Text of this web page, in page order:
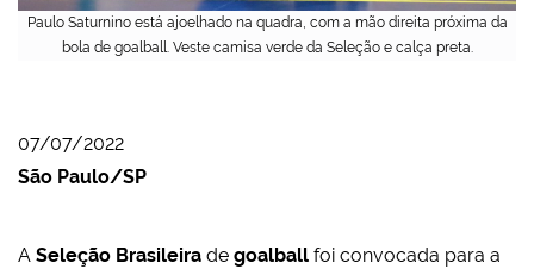
Paulo Saturnino está ajoelhado na quadra, com a mão direita próxima da
bola de goalball. Veste camisa verde da Seleção e calça preta.
07/07/2022
São Paulo/SP
A Seleção Brasileira de goalball foi convocada para a